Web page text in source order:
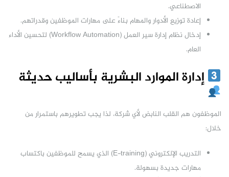
الاصطناعي.
إعادة توزيع الأدوار والمهام بناءً على مهارات الموظفين وقدراتهم.
إدخال نظام إدارة سير العمل (Workflow Automation) لتحسين الأداء
العام.
إدارة الموارد البشرية بأساليب حديثة
الموظفون هم القلب النابض لأي شركة، لذا يجب تطويرهم باستمرار من
خلال:
التدريب الإلكتروني (E-training) الذي يسمح للموظفين باكتساب
مهارات جديدة بسهولة.